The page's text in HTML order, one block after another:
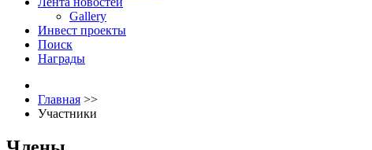
Gallery
Инвест проекты
Поиск
Награды
Главная >>
Участники